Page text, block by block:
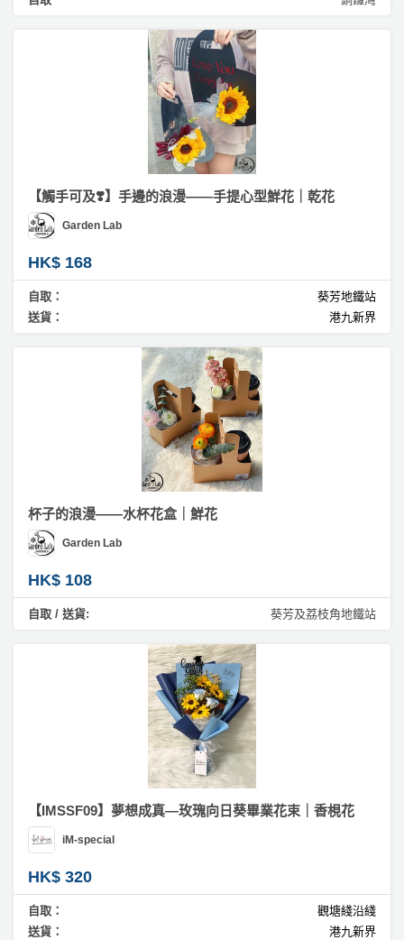
【觸手可及❣️】手邊的浪漫——手提心型鮮花｜乾花
Garden Lab
HK$ 168
自取：
葵芳地鐵站
送貨：
港九新界
杯子的浪漫——水杯花盒｜鮮花
Garden Lab
HK$ 108
自取 / 送貨: 葵芳及荔枝角地鐵站
【IMSSF09】夢想成真—玫瑰向日葵畢業花束｜香梘花
iM-special
HK$ 320
自取：
觀塘綫沿綫
送貨：
港九新界